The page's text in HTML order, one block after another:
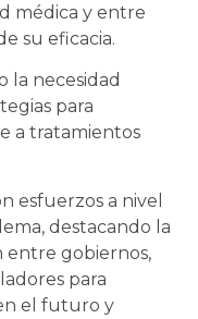
médica y entre
su eficacia.
la necesidad
para
a tratamientos
esfuerzos a nivel
destacando la
entre gobiernos,
para
el futuro y